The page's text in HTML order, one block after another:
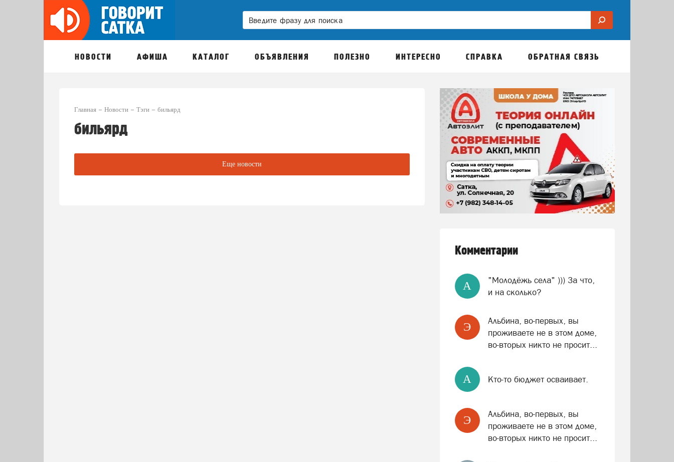
НОВОСТИ АФИША КАТАЛОГ ОБЪЯВЛЕНИЯ ПОЛЕЗНО ИНТЕРЕСНО СПРАВКА ОБРАТНАЯ СВЯЗЬ
Главная Новости Тэги бильярд
бильярд
Еще новости
Комментарии
A
"Молодёжь села" ))) За что,
и на сколько?
Э
Альбина, во-первых, вы
проживаете не в этом доме,
во-вторых никто не просит...
A Кто-то бюджет осваивает.
Э
Альбина, во-первых, вы
проживаете не в этом доме,
во-вторых никто не просит...